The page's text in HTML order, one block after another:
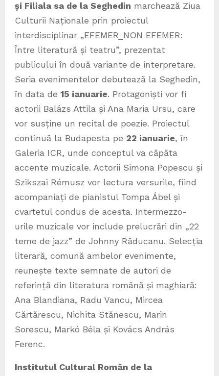
și Filiala sa de la Seghedin marchează Ziua
Culturii Naționale prin proiectul
interdisciplinar „EFEMER_NON EFEMER:
Între literatură și teatru”, prezentat
publicului în două variante de interpretare.
Seria evenimentelor debutează la Seghedin,
în data de 15 ianuarie. Protagoniști vor fi
actorii Balázs Attila și Ana Maria Ursu, care
vor susține un recital de poezie. Proiectul
continuă la Budapesta pe 22 ianuarie, în
Galeria ICR, unde conceptul va căpăta
accente muzicale. Actorii Simona Popescu și
Szikszai Rémusz vor lectura versurile, fiind
acompaniați de pianistul Tompa Ábel și
cvartetul condus de acesta. Intermezzo-
urile muzicale vor include prelucrări din „22
teme de jazz” de Johnny Răducanu. Selecția
literară, comună ambelor evenimente,
reunește texte semnate de autori de
referință din literatura română și maghiară:
Ana Blandiana, Radu Vancu, Mircea
Cărtărescu, Nichita Stănescu, Marin
Sorescu, Markó Béla și Kovács András
Ferenc.
Institutul Cultural Român de la